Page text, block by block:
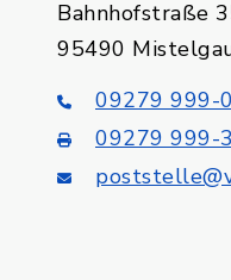
Bahnhofstraße
95490
09279 999-0
09279 999-